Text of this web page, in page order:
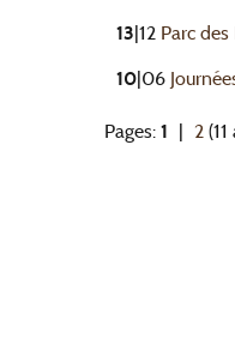
13|12 Parc des
10|06
Pages: 1 2(11